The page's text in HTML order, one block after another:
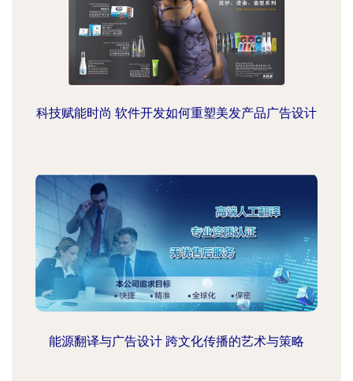
科技赋能时尚 软件开发如何重塑美发产品广告设计
能源翻译与广告设计 跨文化传播的艺术与策略